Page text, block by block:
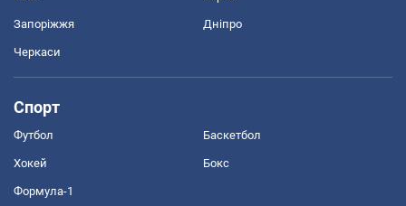
Запоріжжя Дніпро
Черкаси
Спорт
Футбол Баскетбол
Хокей Бокс
Формула-1